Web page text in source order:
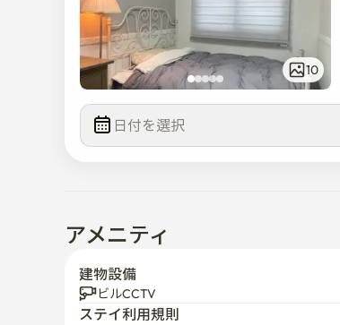
10
アメニティ
建物設備
ビルCCTV
ステイ利用規則